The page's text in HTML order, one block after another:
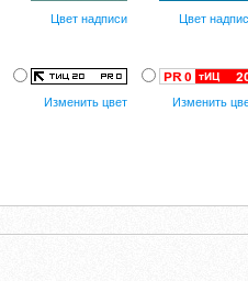
Цвет надписи Цвет
Изменить цвет Изменить